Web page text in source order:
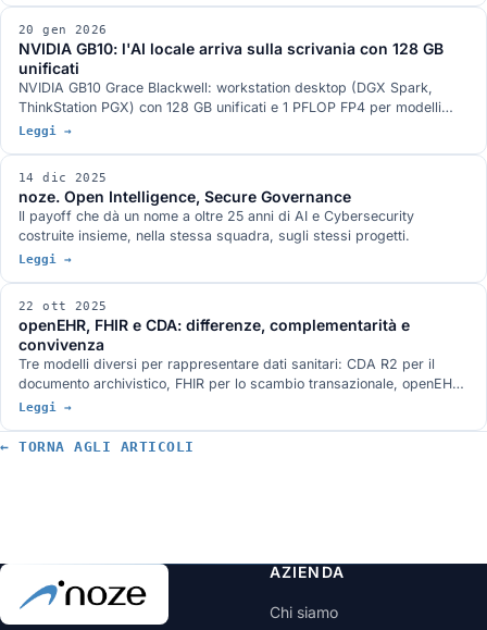
20 gen 2026
NVIDIA GB10: l'AI locale arriva sulla scrivania con 128 GB
unificati
NVIDIA GB10 Grace Blackwell: workstation desktop (DGX Spark,
ThinkStation PGX) con 128 GB unificati e 1 PFLOP FP4 per modelli
fino a 200B on-premise.
Leggi →
14 dic 2025
noze. Open Intelligence, Secure Governance
Il payoff che dà un nome a oltre 25 anni di AI e Cybersecurity
costruite insieme, nella stessa squadra, sugli stessi progetti.
Leggi →
22 ott 2025
openEHR, FHIR e CDA: differenze, complementarità e
convivenza
Tre modelli diversi per rappresentare dati sanitari: CDA R2 per il
documento archivistico, FHIR per lo scambio transazionale, openEHR
per la persistenza nativa con governance clinica. Confronto su
Leggi →
← TORNA AGLI ARTICOLI
AZIENDA
Chi siamo